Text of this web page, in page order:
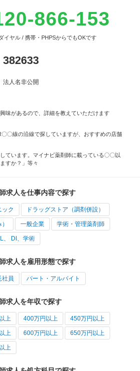
866-153
イヤル / 携帯・PHPSからでもOKです
382633
法人名非公開
味があるので、詳細を教えていただけます
〇〇線の沿線で探していますが、おすすめの店舗
ています。マイナビ薬剤師に載っている〇〇以
すか？」等々
求人を仕事内容で探す
ック ドラッグストア（調剤併設）
一般企業 学術・管理薬剤師
、 DI、学術
求人を雇用形態で探す
社員 パート・アルバイト
求人を年収で探す
上 400万円以上 450万円以上
上 600万円以上 650万円以上
上